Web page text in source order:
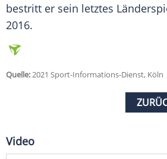
bestritt er sein letztes
2016.
Quelle:2021 Sport-Informations-Dienst, Köln
Video